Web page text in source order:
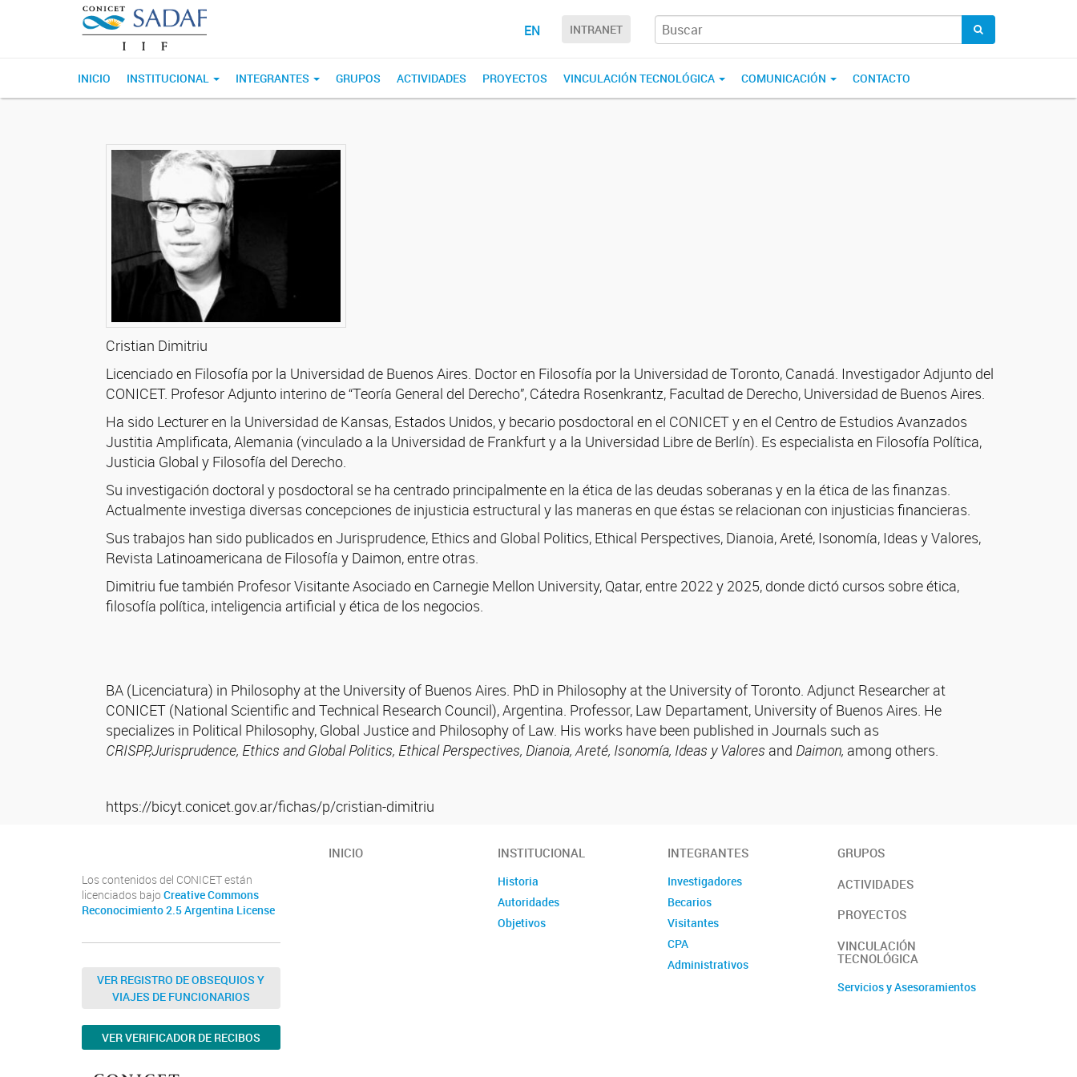
EN INTRANET
INICIO INSTITUCIONAL INTEGRANTES GRUPOS ACTIVIDADES PROYECTOS VINCULACIÓN TECNOLÓGICA COMUNICACIÓN CONTACTO
Cristian Dimitriu
Licenciado en Filosofía por la Universidad de Buenos Aires. Doctor en Filosofía por la Universidad de Toronto, Canadá. Investigador Adjunto del
CONICET. Profesor Adjunto interino de “Teoría General del Derecho”, Cátedra Rosenkrantz, Facultad de Derecho, Universidad de Buenos Aires.
Ha sido Lecturer en la Universidad de Kansas, Estados Unidos, y becario posdoctoral en el CONICET y en el Centro de Estudios Avanzados
Justitia Amplificata, Alemania (vinculado a la Universidad de Frankfurt y a la Universidad Libre de Berlín). Es especialista en Filosofía Política,
Justicia Global y Filosofía del Derecho.
Su investigación doctoral y posdoctoral se ha centrado principalmente en la ética de las deudas soberanas y en la ética de las finanzas.
Actualmente investiga diversas concepciones de injusticia estructural y las maneras en que éstas se relacionan con injusticias financieras.
Sus trabajos han sido publicados en Jurisprudence, Ethics and Global Politics, Ethical Perspectives, Dianoia, Areté, Isonomía, Ideas y Valores,
Revista Latinoamericana de Filosofía y Daimon, entre otras.
Dimitriu fue también Profesor Visitante Asociado en Carnegie Mellon University, Qatar, entre 2022 y 2025, donde dictó cursos sobre ética,
filosofía política, inteligencia artificial y ética de los negocios.
BA (Licenciatura) in Philosophy at the University of Buenos Aires. PhD in Philosophy at the University of Toronto. Adjunct Researcher at
CONICET (National Scientific and Technical Research Council), Argentina. Professor, Law Departament, University of Buenos Aires. He
specializes in Political Philosophy, Global Justice and Philosophy of Law. His works have been published in Journals such as
CRISPP,Jurisprudence, Ethics and Global Politics, Ethical Perspectives, Dianoia, Areté, Isonomía, Ideas y Valores and Daimon, among others.
https://bicyt.conicet.gov.ar/fichas/p/cristian-dimitriu
Los contenidos del CONICET están
licenciados bajo Creative Commons
Reconocimiento 2.5 Argentina License
VER REGISTRO DE OBSEQUIOS Y
VIAJES DE FUNCIONARIOS
VER VERIFICADOR DE RECIBOS
INICIO INSTITUCIONAL
Historia
Autoridades
Objetivos
INTEGRANTES
Investigadores
Becarios
Visitantes
CPA
Administrativos
GRUPOS
ACTIVIDADES
PROYECTOS
VINCULACIÓN
TECNOLÓGICA
Servicios y Asesoramientos